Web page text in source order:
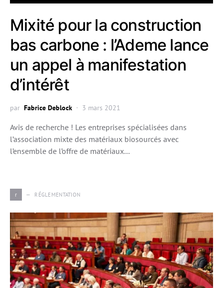
Mixité pour la construction
bas carbone : l’Ademe lance
un appel à manifestation
d’intérêt
par Fabrice Deblock 3 mars 2021
Avis de recherche ! Les entreprises spécialisées dans
l’association mixte des matériaux biosourcés avec
l’ensemble de l’offre de matériaux…
r RÉGLEMENTATION